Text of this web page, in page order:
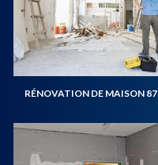
RÉNOVATION DE MAISON 87